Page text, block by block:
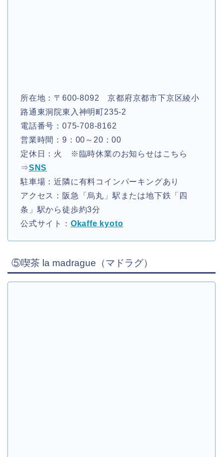
所在地：〒600-8092 京都府京都市下京区綾小
路通東洞院東入神明町235-2
電話番号：075-708-8162
営業時間：9：00～20：00
定休日：火 ※臨時休業のお知らせはこちら
⇒SNS
駐車場：近隣に有料コインパーキングあり
アクセス：阪急「烏丸」駅または地下鉄「四
条」駅から徒歩約3分
公式サイト： Okaffe kyoto
⑤喫茶 la madrague（マドラグ）